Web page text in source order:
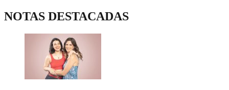
NOTAS DESTACADAS